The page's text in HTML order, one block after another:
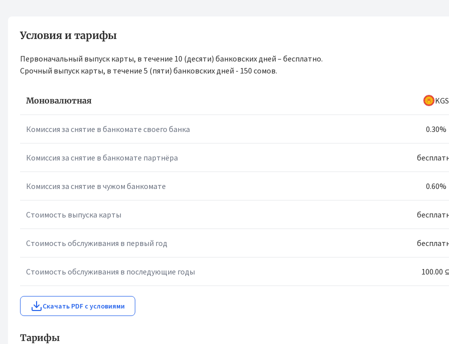
Условия и тарифы
Первоначальный выпуск карты, в течение 10 (десяти) банковских дней – бесплатно.
Срочный выпуск карты, в течение 5 (пяти) банковских дней - 150 сомов.
Моновалютная KGS
Комиссия за снятие в банкомате своего банка 0.30%
Комиссия за снятие в банкомате партнёра
Комиссия за снятие в чужом банкомате 0.60%
Стоимость выпуска карты
Стоимость обслуживания в первый год
Стоимость обслуживания в последующие годы 100.00
Скачать PDF с условиями
Тарифы